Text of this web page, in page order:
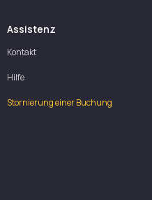
Assistenz
Kontakt
Hilfe
Stornierung einer Buchung